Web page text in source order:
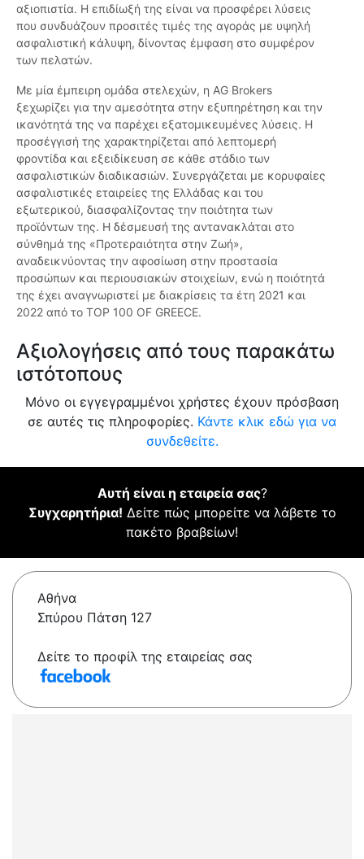
αξιοπιστία. Η επιδίωξή της είναι να προσφέρει λύσεις
που συνδυάζουν προσιτές τιμές της αγοράς με υψηλή
ασφαλιστική κάλυψη, δίνοντας έμφαση στο συμφέρον
των πελατών.
Με μία έμπειρη ομάδα στελεχών, η AG Brokers
ξεχωρίζει για την αμεσότητα στην εξυπηρέτηση και την
ικανότητά της να παρέχει εξατομικευμένες λύσεις. Η
προσέγγισή της χαρακτηρίζεται από λεπτομερή
φροντίδα και εξειδίκευση σε κάθε στάδιο των
ασφαλιστικών διαδικασιών. Συνεργάζεται με κορυφαίες
ασφαλιστικές εταιρείες της Ελλάδας και του
εξωτερικού, διασφαλίζοντας την ποιότητα των
προϊόντων της. Η δέσμευσή της αντανακλάται στο
σύνθημά της «Προτεραιότητα στην Ζωή»,
αναδεικνύοντας την αφοσίωση στην προστασία
προσώπων και περιουσιακών στοιχείων, ενώ η ποιότητά
της έχει αναγνωριστεί με διακρίσεις τα έτη 2021 και
2022 από το TOP 100 OF GREECE.
Αξιολογήσεις από τους παρακάτω
ιστότοπους
Μόνο οι εγγεγραμμένοι χρήστες έχουν πρόσβαση
σε αυτές τις πληροφορίες. Κάντε κλικ εδώ για να
συνδεθείτε.
Αυτή είναι η εταιρεία σας?
Συγχαρητήρια! Δείτε πώς μπορείτε να λάβετε το
πακέτο βραβείων!
Αθήνα
Σπύρου Πάτση 127
Δείτε το προφίλ της εταιρείας σας